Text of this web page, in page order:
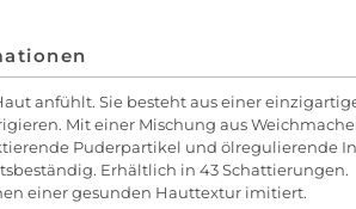
anfühlt. Sie besteht aus einer
Mit einer Mischung aus
Puderpartikel und ölregulierende
Erhältlich in 43 Schattierungen.
einer gesunden Hauttextur imitiert.